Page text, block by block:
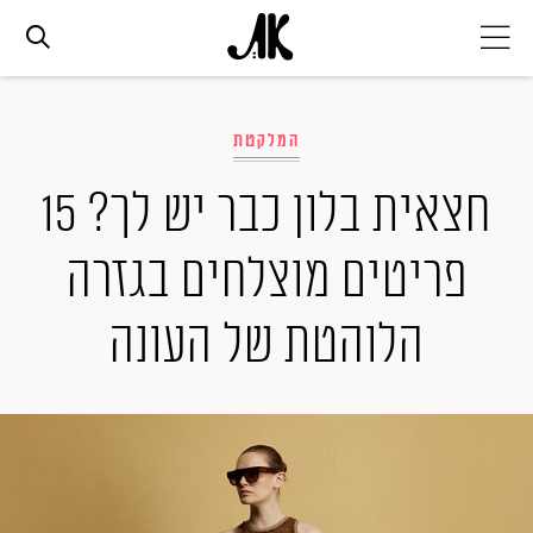
אופנה
ביוטי
סלבס
ערוצים נוספים
המגזין
המלקטת
חצאית בלון כבר יש לך? 15
פריטים מוצלחים בגזרה
הלוהטת של העונה